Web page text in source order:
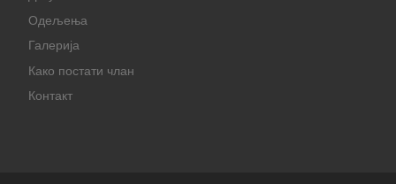
Одељења
Галерија
Како постати члан
Контакт